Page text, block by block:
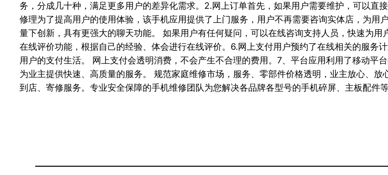
务，分成几十种，满足更多用户的差异化需求。2.网上订单首先，如果用户需要维护，可以直
修理为了提高用户的使用体验，该手机应用提供了上门服务，用户不再需要咨询实体店，为用
量下创新，具有更强大的聊天功能。 如果用户有任何疑问，可以在线咨询支持人员，快速为
在线评价功能，根据自己的经验、体会进行在线评价。6.网上支付用户预约了在线相关的服务
用户的支付生活。 网上支付会透明消费，不会产生不合理的费用。7、平台应用利用了移动平
为业主提供快速、高质量的服务。 规范家庭维修市场，服务、零部件价格透明，业主放心、放
到店、寄修服务。专业安全保障的手机维修团队为您解决各品牌各型号的手机碎屏、主板配件